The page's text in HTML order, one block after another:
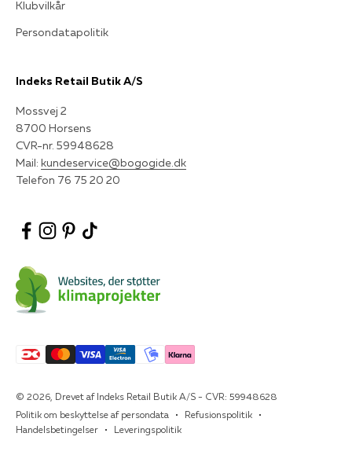
Klubvilkår
Persondatapolitik
Indeks Retail Butik A/S
Mossvej 2
8700 Horsens
CVR-nr. 59948628
Mail: kundeservice@bogogide.dk
Telefon 76 75 20 20
© 2026, Drevet af Indeks Retail Butik A/S - CVR: 59948628
Politik om beskyttelse af persondata
Refusionspolitik
Handelsbetingelser
Leveringspolitik